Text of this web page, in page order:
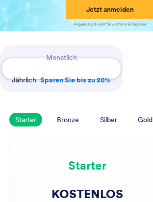
Jetzt anmelden
Angebot gilt nicht für Jotform Enterprise
Monatlich
Jährlich Sparen Sie bis zu 20%
Starter Bronze Silber Gold
Starter
KOSTENLOS